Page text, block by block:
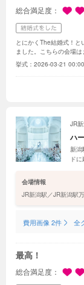
総合満足度
とにかくThe結婚式！と
ました。 こちらの会場
だろうなと話していまし
まや要望にも答えてい
で、4割はリモートでの
大変助
げて欲しいとお願いして
挙式： 2026-03-21
JR
ハ
新潟
ド
会場情報
JR新潟駅／JR新潟駅
費用画像 2件 全
最高！
総合満足度